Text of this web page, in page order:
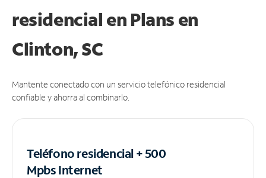
residencial en Plans en
Clinton, SC
Mantente conectado con un servicio telefónico residencial
confiable y ahorra al combinarlo.
Teléfono residencial + 500
MpbsInternet